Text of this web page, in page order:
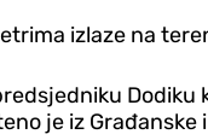
izlaze na
je iz